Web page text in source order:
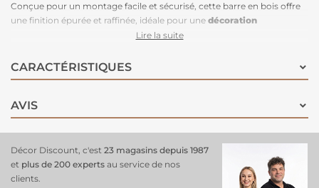
Conçue pour un montage facile et sécurisé, cette barre en bois offre
une finition épurée et raffinée, idéale pour une décoration
, bohème ou classique. Avec un diamètre de 28 mm, elle
rideaux, assurant un maintien solide et stable. Sa teinte beige naturel
s'intègre parfaitement dans tous les styles de décoration, apportant
pour les fenêtres de grande taille
ou les baies vitrées, cette barre en
bois de 200 cm allie à la fois esthétique et fonctionnalité pour
sublimer vos rideaux et créer une ambiance harmonieuse et
accueillante.
Lire la suite
CARACTÉRISTIQUES
AVIS
Décor Discount, c'est 23 magasins depuis 1987
et plus de 200 experts au service de nos
clients.